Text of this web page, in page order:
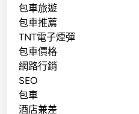
包車旅遊
包車推薦
TNT電子煙彈
包車價格
網路行銷
SEO
包車
酒店兼差